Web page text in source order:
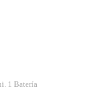
1 Batería